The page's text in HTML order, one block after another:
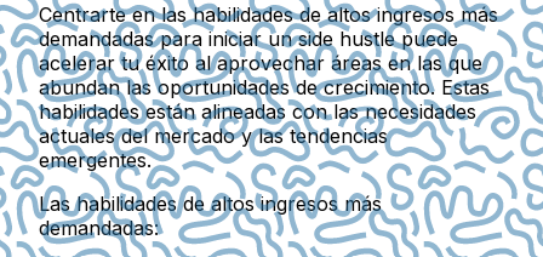
Centrarte en las habilidades de altos ingresos más
demandadas para iniciar un side hustle puede
acelerar tu éxito al aprovechar áreas en las que
abundan las oportunidades de crecimiento. Estas
habilidades están alineadas con las necesidades
actuales del mercado y las tendencias
emergentes.
Las habilidades de altos ingresos más
demandadas: